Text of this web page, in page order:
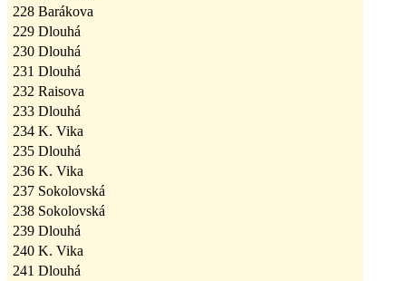
228 Barákova
229 Dlouhá
230 Dlouhá
231 Dlouhá
232 Raisova
233 Dlouhá
234 K. Vika
235 Dlouhá
236 K. Vika
237 Sokolovská
238 Sokolovská
239 Dlouhá
240 K. Vika
241 Dlouhá